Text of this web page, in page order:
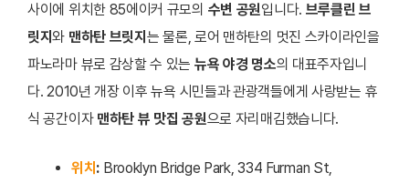
사이에 위치한 85에이커 규모의 수변 공원입니다. 브루클린 브
릿지와 맨하탄 브릿지 는 물론, 로어 맨하탄의 멋진 스카이라인을
파노라마 뷰로 감상할 수 있는 뉴욕 야경 명소의 대표주자입니
다. 2010년 개장 이후 뉴욕 시민들과 관광객들에게 사랑받는 휴
식 공간이자 맨하탄 뷰 맛집 공원으로 자리매김했습니다.
위치 : Brooklyn Bridge Park, 334 Furman St,